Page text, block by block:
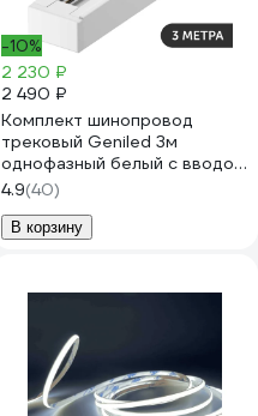
-10%
2 230 ₽
2 490 ₽
Комплект шинопровод
трековый Geniled 3м
однофазный белый с вводом
питания и заглушкой
22012_22028_22030
4.9(40)
В корзину